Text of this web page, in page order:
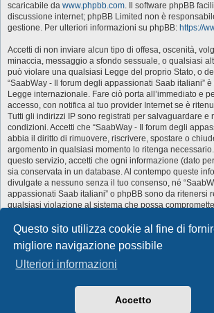
Questo sito utilizza cookie al fine di
migliore navigazione possibile
Ulteriori informazioni
Accetto
scaricabile da www.phpbb.com. Il software phpBB
discussione internet; phpBB Limited non è
gestione. Per ulteriori informazioni su phpBB: https://
Accetti di non inviare alcun tipo di offesa, oscenità,
minaccia, messaggio a sfondo sessuale, o qualsiasi
può violare una qualsiasi Legge del proprio Stato, o
“SaabWay - Il forum degli appassionati Saab italiani”
Legge internazionale. Fare ciò porta all’immediato e
accesso, con notifica al tuo provider Internet se è
Tutti gli indirizzi IP sono registrati per salvaguardare e
condizioni. Accetti che “SaabWay - Il forum degli
abbia il diritto di rimuovere, riscrivere, spostare o
argomento in qualsiasi momento lo ritenga
questo servizio, accetti che ogni informazione (dato
sia conservata in un database. Al contempo queste
divulgate a nessuno senza il tuo consenso, né
appassionati Saab italiani” o phpBB sono da ritenersi
qualsiasi violazione al sistema che possa
SaabWay Club Indice
GTA game
phpBB® Forum Software © phpBB